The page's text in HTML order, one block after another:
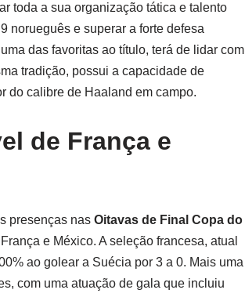
toda a sua organização tática e talento
norueguês e superar a forte defesa
das favoritas ao título, terá de lidar com
tradição, possui a capacidade de
do calibre de Haaland em campo.
de França e
presenças nas Oitavas de Final Copa do
e México. A seleção francesa, atual
ao golear a Suécia por 3 a 0. Mais uma
com uma atuação de gala que incluiu